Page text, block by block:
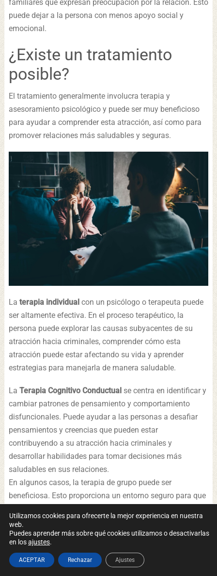
familiares que expresan preocupación por la relación. Esto
puede dejar a la persona con menos apoyo social y
emocional.
¿Existe un tratamiento
posible?
El tratamiento generalmente involucra terapia y
asesoramiento psicológico y puede ser muy beneficioso
para ayudar a comprender esta atracción, así como para
promover relaciones más saludables y seguras.
La terapia individualcon un psicólogo o terapeuta puede
ser altamente efectiva. En el proceso terapéutico, la
persona puede explorar las causas subyacentes de su
atracción hacia criminales, comprender cómo esta
atracción puede estar afectando su vida y aprender
estrategias para manejarla de manera saludable.
La Terapia Cognitivo Conductualse centra en identificar y
cambiar patrones de pensamiento y comportamiento
disfuncionales. Puede ayudar a las personas a desafiar
pensamientos y creencias que pueden estar
contribuyendo a su atracción hacia criminales y
desarrollar habilidades para tomar decisiones más
saludables en sus relaciones.
En algunos casos, la terapia de grupo puede ser
beneficiosa. Esto proporciona un entorno seguro para que
otros que pueden estar pasando por situaciones similares.
Las personas que experimentan hibristofilia pueden
sentirse aisladas o incomprendidas debido a la naturaleza
inusual de su atracción. Ofrecer apoyo emocional les
Utilizamos cookies para ofrecerte la mejor experiencia en nuestra
web.
Puedes aprender más sobre qué cookies utilizamos o desactivarlas
en losajustes.
ACEPTAR Rechazar Ajustes